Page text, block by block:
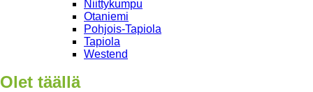
Niittykumpu
Otaniemi
Pohjois-Tapiola
Tapiola
Westend
Olet täällä